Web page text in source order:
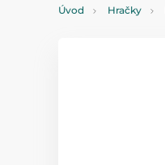
Úvod Hračky